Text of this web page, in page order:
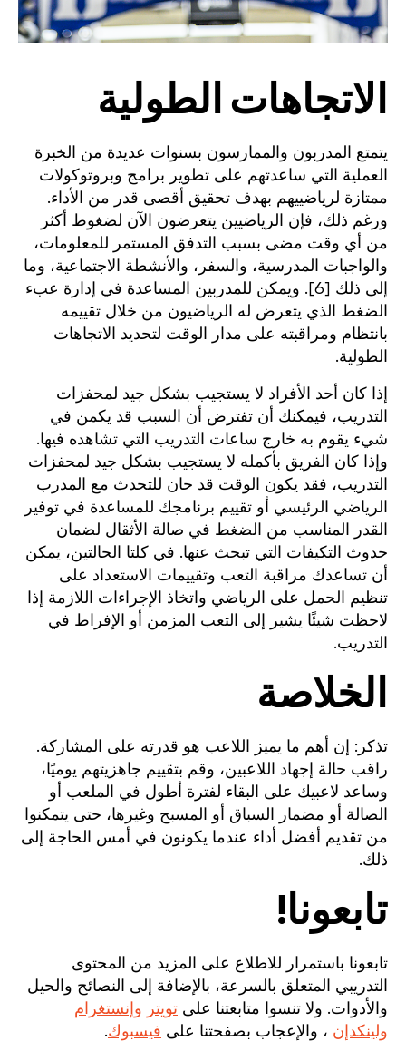
الاتجاهات الطولية
يتمتع المدربون والممارسون بسنوات عديدة من الخبرة
العملية التي ساعدتهم على تطوير برامج وبروتوكولات
ممتازة لرياضييهم بهدف تحقيق أقصى قدر من الأداء.
ورغم ذلك، فإن الرياضيين يتعرضون الآن لضغوط أكثر
من أي وقت مضى بسبب التدفق المستمر للمعلومات،
والواجبات المدرسية، والسفر، والأنشطة الاجتماعية، وما
إلى ذلك [6]. ويمكن للمدربين المساعدة في إدارة عبء
الضغط الذي يتعرض له الرياضيون من خلال تقييمه
بانتظام ومراقبته على مدار الوقت لتحديد الاتجاهات
الطولية.
إذا كان أحد الأفراد لا يستجيب بشكل جيد لمحفزات
التدريب، فيمكنك أن تفترض أن السبب قد يكمن في
شيء يقوم به خارج ساعات التدريب التي تشاهده فيها.
وإذا كان الفريق بأكمله لا يستجيب بشكل جيد لمحفزات
التدريب، فقد يكون الوقت قد حان للتحدث مع المدرب
الرياضي الرئيسي أو تقييم برنامجك للمساعدة في توفير
القدر المناسب من الضغط في صالة الأثقال لضمان
حدوث التكيفات التي تبحث عنها. في كلتا الحالتين، يمكن
أن تساعدك مراقبة التعب وتقييمات الاستعداد على
تنظيم الحمل على الرياضي واتخاذ الإجراءات اللازمة إذا
لاحظت شيئًا يشير إلى التعب المزمن أو الإفراط في
التدريب.
الخلاصة
تذكر: إن أهم ما يميز اللاعب هو قدرته على المشاركة.
راقب حالة إجهاد اللاعبين، وقم بتقييم جاهزيتهم يوميًا،
وساعد لاعبيك على البقاء لفترة أطول في الملعب أو
الصالة أو مضمار السباق أو المسبح وغيرها، حتى يتمكنوا
من تقديم أفضل أداء عندما يكونون في أمس الحاجة إلى
ذلك.
تابعونا!
تابعونا باستمرار للاطلاع على المزيد من المحتوى
التدريبي المتعلق بالسرعة، بالإضافة إلى النصائح والحيل
والأدوات. ولا تنسوا متابعتنا على تويتر وإنستغرام
ولينكدإن ، والإعجاب بصفحتنا على فيسبوك.